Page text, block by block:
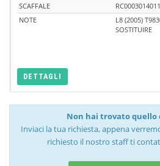
SCAFFALE
RC0003014011
NOTE
L8 (2005)
SOSTITUIRE
DETTAGLI
Non hai trovato quello
Inviaci la tua richiesta, appena
richiesto il nostro staff ti